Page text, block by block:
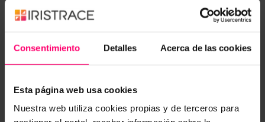
Consentimiento Detalles Acerca de las cookies
Esta página web usa cookies
Nuestra web utiliza cookies propias y de terceros para
¿Se te ocurren otras aplicaciones en tu
establecimiento?
¡Por supuesto! Este tipo de
aplicables a infinidad de procedimientosdentro de